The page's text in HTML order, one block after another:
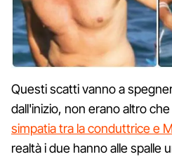
Questi scatti vanno a
dall'inizio, non erano altro
simpatia tra la conduttrice e
realtà i due hanno alle spalle